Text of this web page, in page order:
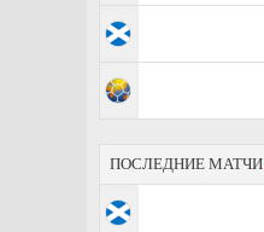
ПОСЛЕДНИЕ МАТЧИ